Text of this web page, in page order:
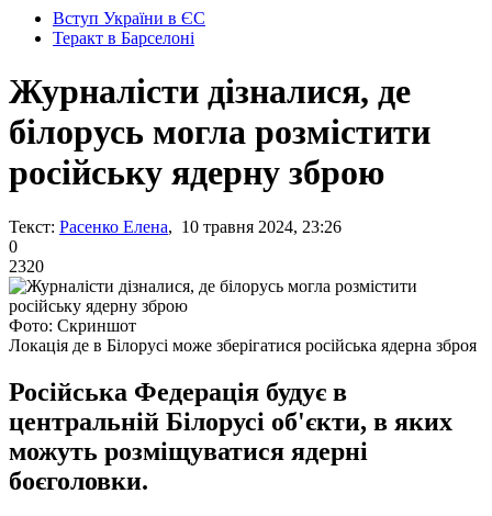
Вступ України в ЄС
Теракт в Барселоні
Журналісти дізналися, де
білорусь могла розмістити
російську ядерну зброю
Текст: Расенко Елена, 10 травня 2024, 23:26
0
2320
Фото: Скриншот
Локація де в Білорусі може зберігатися російська ядерна зброя
Російська Федерація будує в
центральній Білорусі об'єкти, в яких
можуть розміщуватися ядерні
боєголовки.